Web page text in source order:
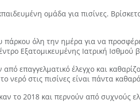
ομάδα για πισίνες.
πάρκου όλη την ημέρα για να
Εξατομικευμένης Ιατρική Ισθμού
από επαγγελματικό έλεγχο και
νερό στις πισίνες είναι πάντα
το 2018 και περνούν από συχνούς